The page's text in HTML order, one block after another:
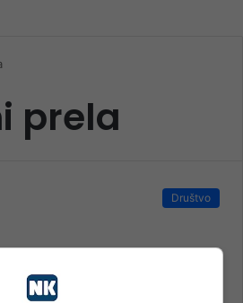
prela
Društvo
autoputem
njemačku granicu